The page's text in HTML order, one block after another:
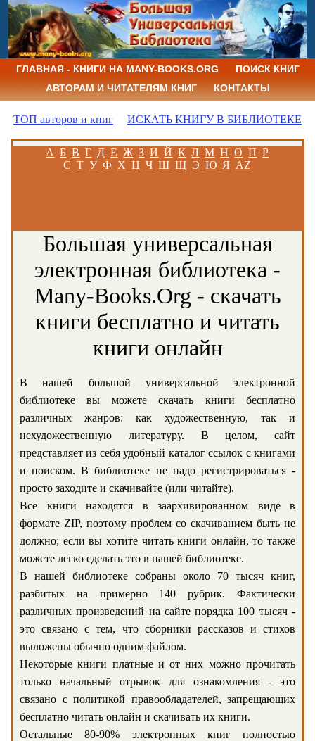
ГЛАВНАЯ - КНИГИ НА MANY-BOOKS.ORG
ПОИСК КНИГ
АВТОРАМ И ЧИТАТЕЛЯМ КНИГ
КОНТАКТЫ
ТОП авторов и книг ИСКАТЬ КНИГУ В БИБЛИОТЕКЕ
А Б В Г Д Е Ж З И Й К Л М Н О П Р
С Т У Ф Х Ц Ч Ш Щ Э Ю Я AZ
Большая универсальная
электронная библиотека -
Many-Books.Org - скачать
книги бесплатно и читать
книги онлайн
В нашей большой универсальной электронной
библиотеке вы можете скачать книги бесплатно
различных жанров: как художественную, так и
нехудожественную литературу. В целом, сайт
представляет из себя удобный каталог ссылок с книгами
и поиском. В библиотеке не надо регистрироваться -
просто заходите и скачивайте (или читайте).
Все книги находятся в заархивированном виде в
формате ZIP, поэтому проблем со скачиванием быть не
должно; если вы хотите читать книги онлайн, то также
можете легко сделать это в нашей библиотеке.
В нашей библиотеке собраны около 70 тысяч книг,
разбитых на примерно 140 рубрик. Фактически
различных произведений на сайте порядка 100 тысяч -
это связано с тем, что сборники рассказов и стихов
выложены обычно одним файлом.
Некоторые книги платные и от них можно прочитать
только начальный отрывок для ознакомления - это
связано с политикой правообладателей, запрещающих
бесплатно читать онлайн и скачивать их книги.
Остальные 80-90% электронных книг полностью